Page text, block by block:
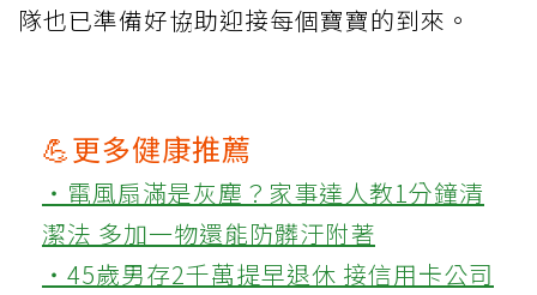
隊也已準備好協助迎接每個寶寶的到來。
💪更多健康推薦
‧電風扇滿是灰塵？家事達人教1分鐘清
潔法 多加一物還能防髒汙附著
‧45歲男存2千萬提早退休 接信用卡公司